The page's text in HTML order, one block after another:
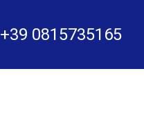
+39 0815735165